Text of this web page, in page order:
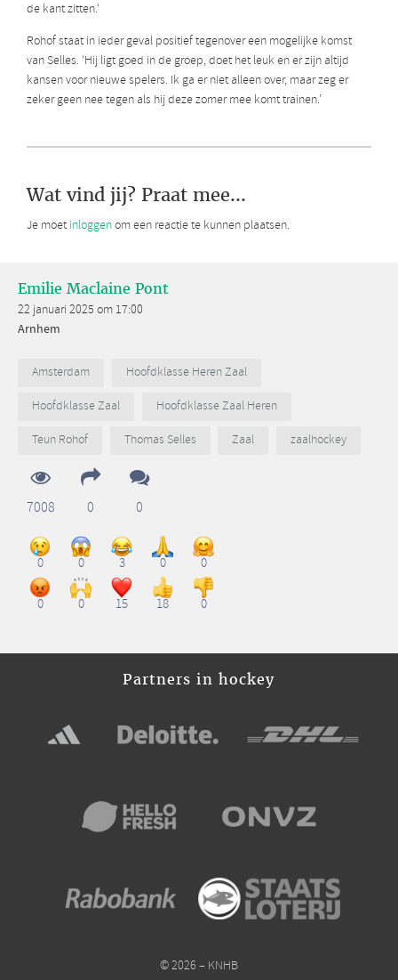
de kant zitten.‘
Rohof staat in ieder geval positief tegenover een mogelijke komst
van Selles. ‘Hij ligt goed in de groep, doet het leuk en er zijn altijd
kansen voor nieuwe spelers. Ik ga er niet alleen over, maar zeg er
zeker geen nee tegen als hij deze zomer mee komt trainen.’
Wat vind jij? Praat mee...
Je moet inloggenom een reactie te kunnen plaatsen.
Emilie Maclaine Pont
22 januari 2025 om 17:00
Arnhem
Amsterdam
Hoofdklasse Heren Zaal
Hoofdklasse Zaal
Hoofdklasse Zaal Heren
Teun Rohof
Thomas Selles Zaal zaalhockey
7008 0 0
0 0 3 0 0
0 0 15 18 0
Partners in hockey
© 2026 – KNHB